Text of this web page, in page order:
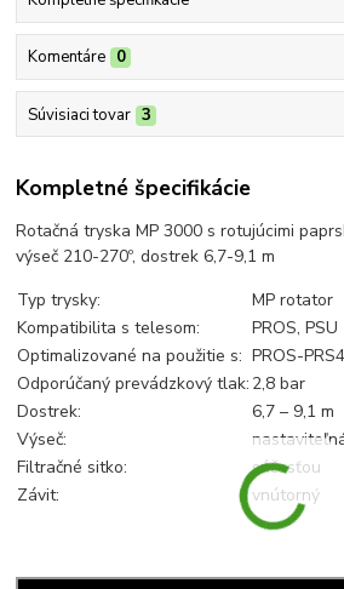
Komentáre 0
Súvisiaci tovar 3
Kompletné špecifikácie
Rotačná tryska MP 3000 s rotujúcimi
výseč 210-270º, dostrek 6,7-9,1 m
Typ trysky:
MP rotator
Kompatibilita s telesom:
PROS, PSU
Optimalizované na použitie s: PROS-
Odporúčaný prevádzkový tlak: 2,8 bar
Dostrek:
6,7 – 9,1 m
Výseč:
Filtračné sitko:
súčasťou
Závit:
vnútorný